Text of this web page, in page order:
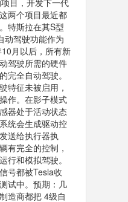
目，开发下一代
两个项目最近都
特斯拉在其S型
动驾驶功能作为
月以后，所有新
驾驶所需的硬件
完全自动驾驶。
特征未被启用，
作。在影子模式
器处于活动状态
统会生成驱动控
送给执行器执
有完全的控制，
行和模拟驾驶。
号都被Tesla收
试中。预期：几
造商都把 4级自